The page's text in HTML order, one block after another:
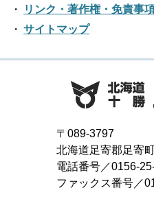
2021年02月
2021年01月
2020年03月
2019年02月
2019年01月
2018年05月
2018年04月
2018年03月
2018年01月
2017年06月
2017年05月
2017年04月
2017年02月
2017年01月
2016年08月
2016年05月
2016年04月
2016年03月
リンク・著作権・免責事
サイトマップ
〒089-3797
北海道足寄郡足寄
電話番号／0156-
ファックス番号／